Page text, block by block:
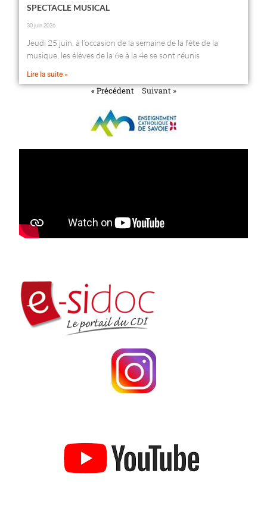
SPECTACLE MUSICAL
30 juin 2026
Jeudi 25 juin, à l’occasion de la semaine de la fête de la
musique, les élèves de la 6e à la 4e se sont réunis
Lire la suite »
« Précédent Suivant »